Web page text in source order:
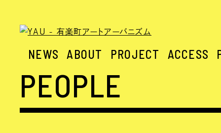
NEWS ABOUT PROJECT ACCESS
PEOPLE